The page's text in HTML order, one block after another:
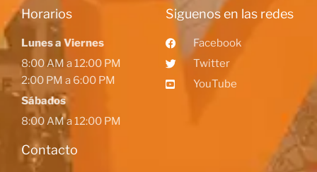
Horarios
Lunes a Viernes
8:00 AM a 12:00 PM
2:00 PM a 6:00 PM
Sábados
8:00 AM a 12:00 PM
Contacto
Siguenos en las redes
Facebook
Twitter
YouTube